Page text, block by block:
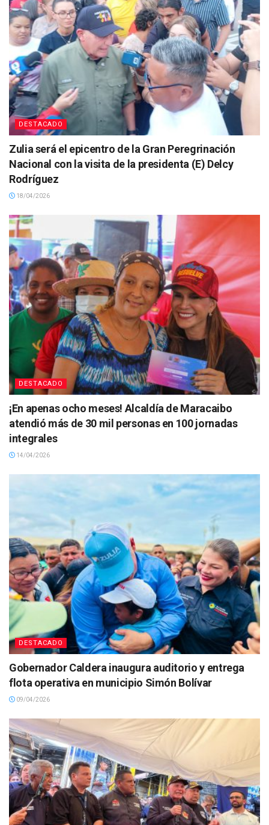
DESTACADO
Zulia será el epicentro de la Gran Peregrinación
Nacional con la visita de la presidenta (E) Delcy
Rodríguez
18/04/2026
DESTACADO
¡En apenas ocho meses! Alcaldía de Maracaibo
atendió más de 30 mil personas en 100 jornadas
integrales
14/04/2026
DESTACADO
Gobernador Caldera inaugura auditorio y entrega
flota operativa en municipio Simón Bolívar
09/04/2026